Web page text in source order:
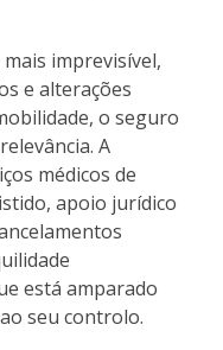
imprevisível,
e alterações
o seguro
A
médicos de
apoio jurídico
está amparado
seu controlo.